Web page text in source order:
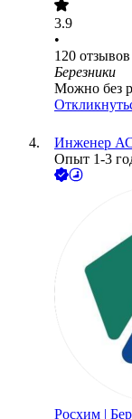
3.9
•
120 отзывов
Березники
Можно без
Инженер
Опыт 1-3
Росхим |